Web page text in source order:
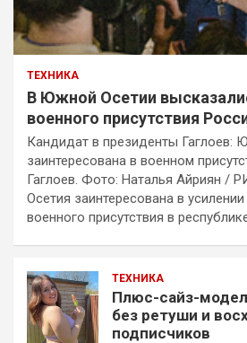
ТЕХНИКА
В Южной Осетии
военного присутствия
Кандидат в президенты Гаглоев:
заинтересована в военном
Гаглоев. Фото: Наталья Айриян /
Осетия заинтересована в
военного присутствия в
ТЕХНИКА
Плюс-сайз-
без ретуши и
подписчиков